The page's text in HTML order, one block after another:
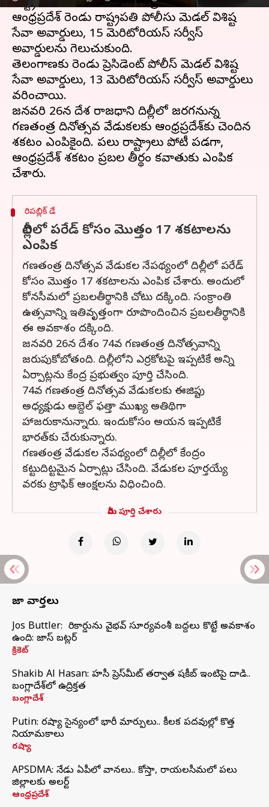
రాష్ట్రపతి పోలీసు పతకాలను ప్రకటించింది. ఇందులో
ఆంధ్రప్రదేశ్ రెండు రాష్ట్రపతి పోలీసు మెడల్ విశిష్ట
సేవా అవార్డులు, 15 మెరిటోరియస్ సర్వీస్
అవార్డులను గెలుచుకుంది.
తెలంగాణకు రెండు ప్రెసిడెంట్ పోలీస్ మెడల్ విశిష్ట
సేవా అవార్డులు, 13 మెరిటోరియస్ సర్వీస్ అవార్డులు
వరించాయి.
జనవరి 26న దేశ రాజధాని దిల్లీలో జరగనున్న
గణతంత్ర దినోత్సవ వేడుకలకు ఆంధ్రప్రదేశ్‌కు చెందిన
శకటం ఎంపికైంది. పలు రాష్ట్రాలు పోటీ పడగా,
ఆంధ్రప్రదేశ్ శకటం ప్రబల తీర్థం కవాతుకు ఎంపిక
రిపబ్లిక్ డే
దిల్లీలో పరేడ్ కోసం మొత్తం 17 శకటాలను
ఎంపిక
గణతంత్ర దినోత్సవ వేడుకల నేపథ్యంలో దిల్లీలో పరేడ్
కోసం మొత్తం 17 శకటాలను ఎంపిక చేశారు. అందులో
కోనసీమలో ప్రబలతీర్థానికి చోటు దక్కింది. సంక్రాంతి
ఉత్సవాన్ని ఇతివృత్తంగా రూపొందించిన ప్రబలతీర్థానికి
ఈ అవకాశం దక్కింది.
జనవరి 26న దేశం 74వ గణతంత్ర దినోత్సవాన్ని
జరుపుకోబోతంది. దిల్లీలోని ఎర్రకోటపై ఇప్పటికే అన్ని
ఏర్పాట్లను కేంద్ర ప్రభుత్వం పూర్తి చేసింది.
74వ గణతంత్ర దినోత్సవ వేడుకలకు ఈజిప్టు
అధ్యక్షుడు అబ్దెల్ ఫత్తా ముఖ్య అతిథిగా
హాజరుకానున్నారు. ఇందుకోసం అయన ఇప్పటికే
భారత్‌కు చేరుకున్నారు.
గణతంత్ర వేడుకల నేపథ్యంలో దిల్లీలో కేంద్రం
కట్టుదిట్టమైన ఏర్పాట్లు చేసింది. వేడుకల పూర్తయ్యే
వరకు ట్రాఫిక్ ఆంక్షలను విధించింది.
మీరు పూర్తి చేశారు
తాజా వార్తలు
Jos Buttler: నా రికార్డును వైభవ్ సూర్యవంశీ బద్దలు కొట్టే అవకాశం
ఉంది: జాస్ బట్లర్
క్రికెట్
Shakib Al Hasan: హసీనా ప్రెస్‌మీట్‌ తర్వాత షకీబ్‌ ఇంటిపై దాడి..
బంగ్లాదేశ్‌లో ఉద్రిక్తత
బంగ్లాదేశ్
Putin: రష్యా సైన్యంలో భారీ మార్పులు.. కీలక పదవుల్లో కొత్త
నియామకాలు
రష్యా
APSDMA: నేడు ఏపీలో వానలు.. కోస్తా, రాయలసీమలో పలు
జిల్లాలకు అలర్ట్
ఆంధ్రప్రదేశ్